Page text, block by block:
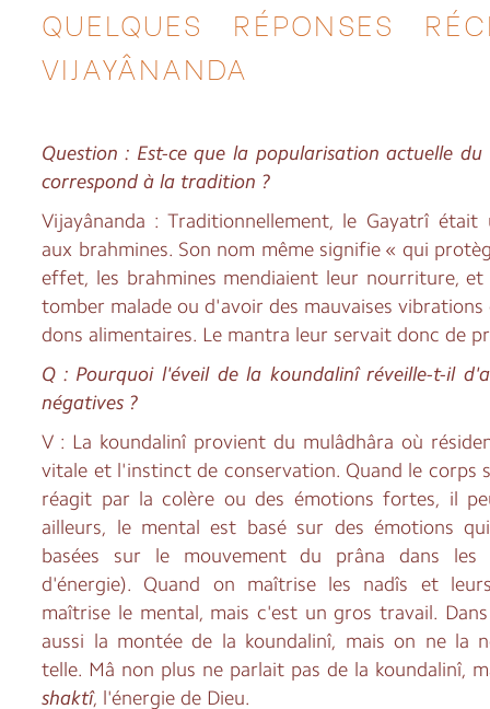
QUELQUES RÉPONSES
VIJAYÂNANDA
Question : Est-ce que la popularisation actuelle
correspond à la tradition ?
Vijayânanda : Traditionnellement, le Gayatrî
aux brahmines. Son nom même signifie « qui
effet, les brahmines mendiaient leur nourriture,
tomber malade ou d'avoir des mauvaises
dons alimentaires. Le mantra leur servait donc de
Q : Pourquoi l'éveil de la koundalinî réveille-t-il
négatives ?
V : La koundalinî provient du mulâdhâra où
vitale et l'instinct de conservation. Quand le corps
réagit par la colère ou des émotions fortes, il
ailleurs, le mental est basé sur des émotions
basées sur le mouvement du prâna dans les
d'énergie). Quand on maîtrise les nadîs et
maîtrise le mental, mais c'est un gros travail.
aussi la montée de la koundalinî, mais on ne la
telle. Mâ non plus ne parlait pas de la koundalinî,
shaktî, l'énergie de Dieu.